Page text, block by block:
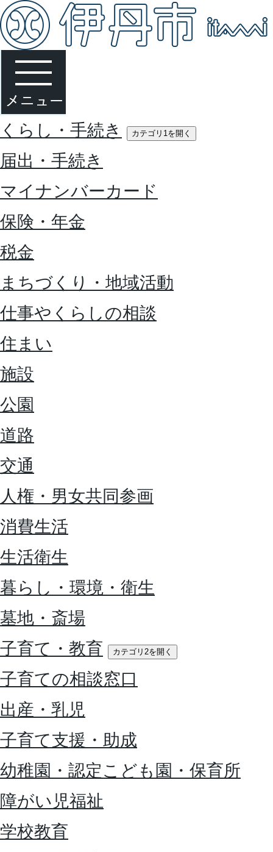
くらし・手続き カテゴリ1を開く
届出・手続き
マイナンバーカード
保険・年金
税金
まちづくり・地域活動
仕事やくらしの相談
住まい
施設
公園
道路
交通
人権・男女共同参画
消費生活
生活衛生
暮らし・環境・衛生
墓地・斎場
子育て・教育
カテゴリ2を開く
子育ての相談窓口
出産・乳児
子育て支援・助成
幼稚園・認定こども園・保育所
障がい児福祉
学校教育